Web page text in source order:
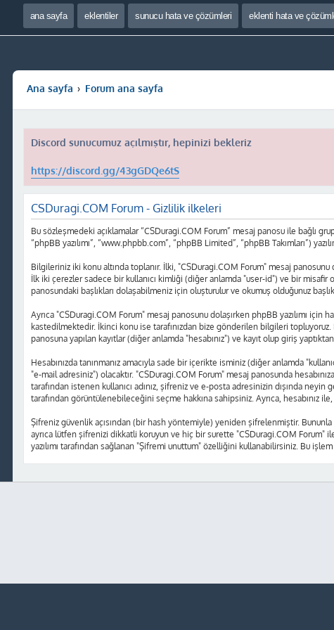
ana sayfa eklentiler sunucu hata ve çözümleri eklenti hata ve
Ana sayfa Forum ana sayfa
Discord sunucumuz açılmıştır, hepinizi bekleriz
https://discord.gg/43gGDQe6tS
CSDuragi.COM Forum - Gizlilik ilkeleri
Bu sözleşmedeki açıklamalar “CSDuragi.COM Forum” mesaj panosu ile bağlı
“phpBB yazılımı”, “www.phpbb.com”, “phpBB Limited”, “phpBB Takımları”)
Bilgileriniz iki konu altında toplanır. İlki, "CSDuragi.COM Forum" mesaj panosunu
İlk iki çerezler sadece bir kullanıcı kimliği (diğer anlamda "user-id") ve bir misafir
panosundaki başlıkları dolaşabilmeniz için oluşturulur ve okumuş olduğunuz
Ayrıca "CSDuragi.COM Forum" mesaj panosunu dolaşırken phpBB yazılımı
kastedilmektedir. İkinci konu ise tarafınızdan bize gönderilen bilgileri topluyoruz.
panosuna yapılan kayıtlar (diğer anlamda "hesabınız") ve kayıt olup giriş
Hesabınızda tanınmanız amacıyla sade bir içerikte isminiz (diğer anlamda
"e-mail adresiniz") olacaktır. "CSDuragi.COM Forum" mesaj panosunda
tarafından istenen kullanıcı adınız, şifreniz ve e-posta adresinizin dışında
tarafından görüntülenebileceğini seçme hakkına sahipsiniz. Ayrıca, hesabınız
Şifreniz güvenlik açısından (bir hash yöntemiyle) yeniden şifrelenmiştir.
ayrıca lütfen şifrenizi dikkatli koruyun ve hiç bir surette "CSDuragi.COM Forum"
yazılımı tarafından sağlanan "Şifremi unuttum" özelliğini kullanabilirsiniz. Bu